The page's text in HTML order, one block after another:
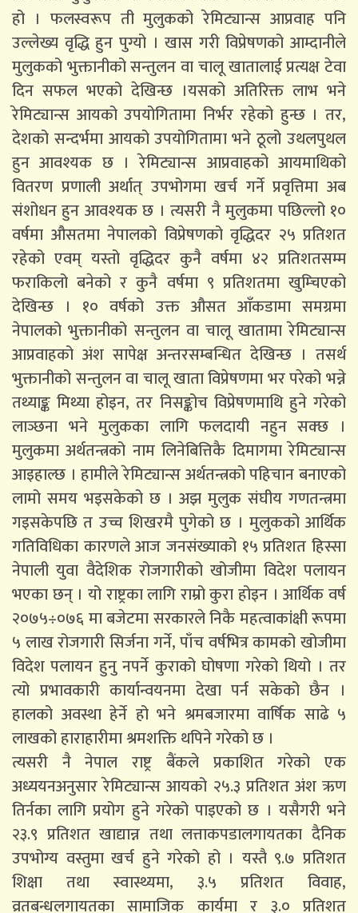
हो । फलस्वरूप ती मुलुकको रेमिट्यान्स आप्रवाह पनि
उल्लेख्य वृद्धि हुन पुग्यो । खास गरी विप्रेषणको आम्दानीले
मुलुकको भुक्तानीको सन्तुलन वा चालू खातालाई प्रत्यक्ष टेवा
दिन सफल भएको देखिन्छ ।यसको अतिरिक्त लाभ भने
रेमिट्यान्स आयको उपयोगितामा निर्भर रहेको हुन्छ । तर,
देशको सन्दर्भमा आयको उपयोगितामा भने ठूलो उथलपुथल
हुन आवश्यक छ । रेमिट्यान्स आप्रवाहको आयमाथिको
वितरण प्रणाली अर्थात् उपभोगमा खर्च गर्ने प्रवृत्तिमा अब
संशोधन हुन आवश्यक छ । त्यसरी नै मुलुकमा पछिल्लो १०
वर्षमा औसतमा नेपालको विप्रेषणको वृद्धिदर २५ प्रतिशत
रहेको एवम् यस्तो वृद्धिदर कुनै वर्षमा ४२ प्रतिशतसम्म
फराकिलो बनेको र कुनै वर्षमा ९ प्रतिशतमा खुम्चिएको
देखिन्छ । १० वर्षको उक्त औसत आँकडामा समग्रमा
नेपालको भुक्तानीको सन्तुलन वा चालू खातामा रेमिट्यान्स
आप्रवाहको अंश सापेक्ष अन्तरसम्बन्धित देखिन्छ । तसर्थ
भुक्तानीको सन्तुलन वा चालू खाता विप्रेषणमा भर परेको भन्ने
तथ्याङ्क मिथ्या होइन, तर निसङ्कोच विप्रेषणमाथि हुने गरेको
लाञ्छना भने मुलुकका लागि फलदायी नहुन सक्छ ।
मुलुकमा अर्थतन्त्रको नाम लिनेबित्तिकै दिमागमा रेमिट्यान्स
आइहाल्छ । हामीले रेमिट्यान्स अर्थतन्त्रको पहिचान बनाएको
लामो समय भइसकेको छ । अझ मुलुक संघीय गणतन्त्रमा
गइसकेपछि त उच्च शिखरमै पुगेको छ । मुलुकको आर्थिक
गतिविधिका कारणले आज जनसंख्याको १५ प्रतिशत हिस्सा
नेपाली युवा वैदेशिक रोजगारीको खोजीमा विदेश पलायन
भएका छन् । यो राष्ट्रका लागि राम्रो कुरा होइन । आर्थिक वर्ष
२०७५÷०७६ मा बजेटमा सरकारले निकै महत्वाकांक्षी रूपमा
५ लाख रोजगारी सिर्जना गर्ने, पाँच वर्षभित्र कामको खोजीमा
विदेश पलायन हुनु नपर्ने कुराको घोषणा गरेको थियो । तर
त्यो प्रभावकारी कार्यान्वयनमा देखा पर्न सकेको छैन ।
हालको अवस्था हेर्ने हो भने श्रमबजारमा वार्षिक साढे ५
लाखको हाराहारीमा श्रमशक्ति थपिने गरेको छ ।
त्यसरी नै नेपाल राष्ट्र बैंकले प्रकाशित गरेको एक
अध्ययनअनुसार रेमिट्यान्स आयको २५.३ प्रतिशत अंश ऋण
तिर्नका लागि प्रयोग हुने गरेको पाइएको छ । यसैगरी भने
२३.९ प्रतिशत खाद्यान्न तथा लत्ताकपडालगायतका दैनिक
उपभोग्य वस्तुमा खर्च हुने गरेको हो । यस्तै ९.७ प्रतिशत
शिक्षा तथा स्वास्थ्यमा, ३.५ प्रतिशत विवाह,
व्रतबन्धलगायतका सामाजिक कार्यमा र ३.० प्रतिशत